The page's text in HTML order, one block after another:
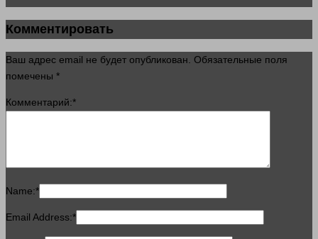
Комментировать
Ваш адрес email не будет опубликован. Обязательные поля
помечены *
Комментарий:*
Name:*
Email Address:*